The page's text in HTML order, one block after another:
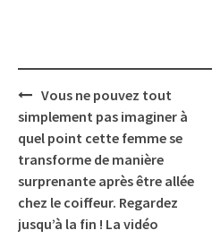
Post
navigation
Vous ne pouvez tout
simplement pas imaginer à
quel point cette femme se
transforme de manière
surprenante après être allée
chez le coiffeur. Regardez
jusqu’à la fin ! La vidéo